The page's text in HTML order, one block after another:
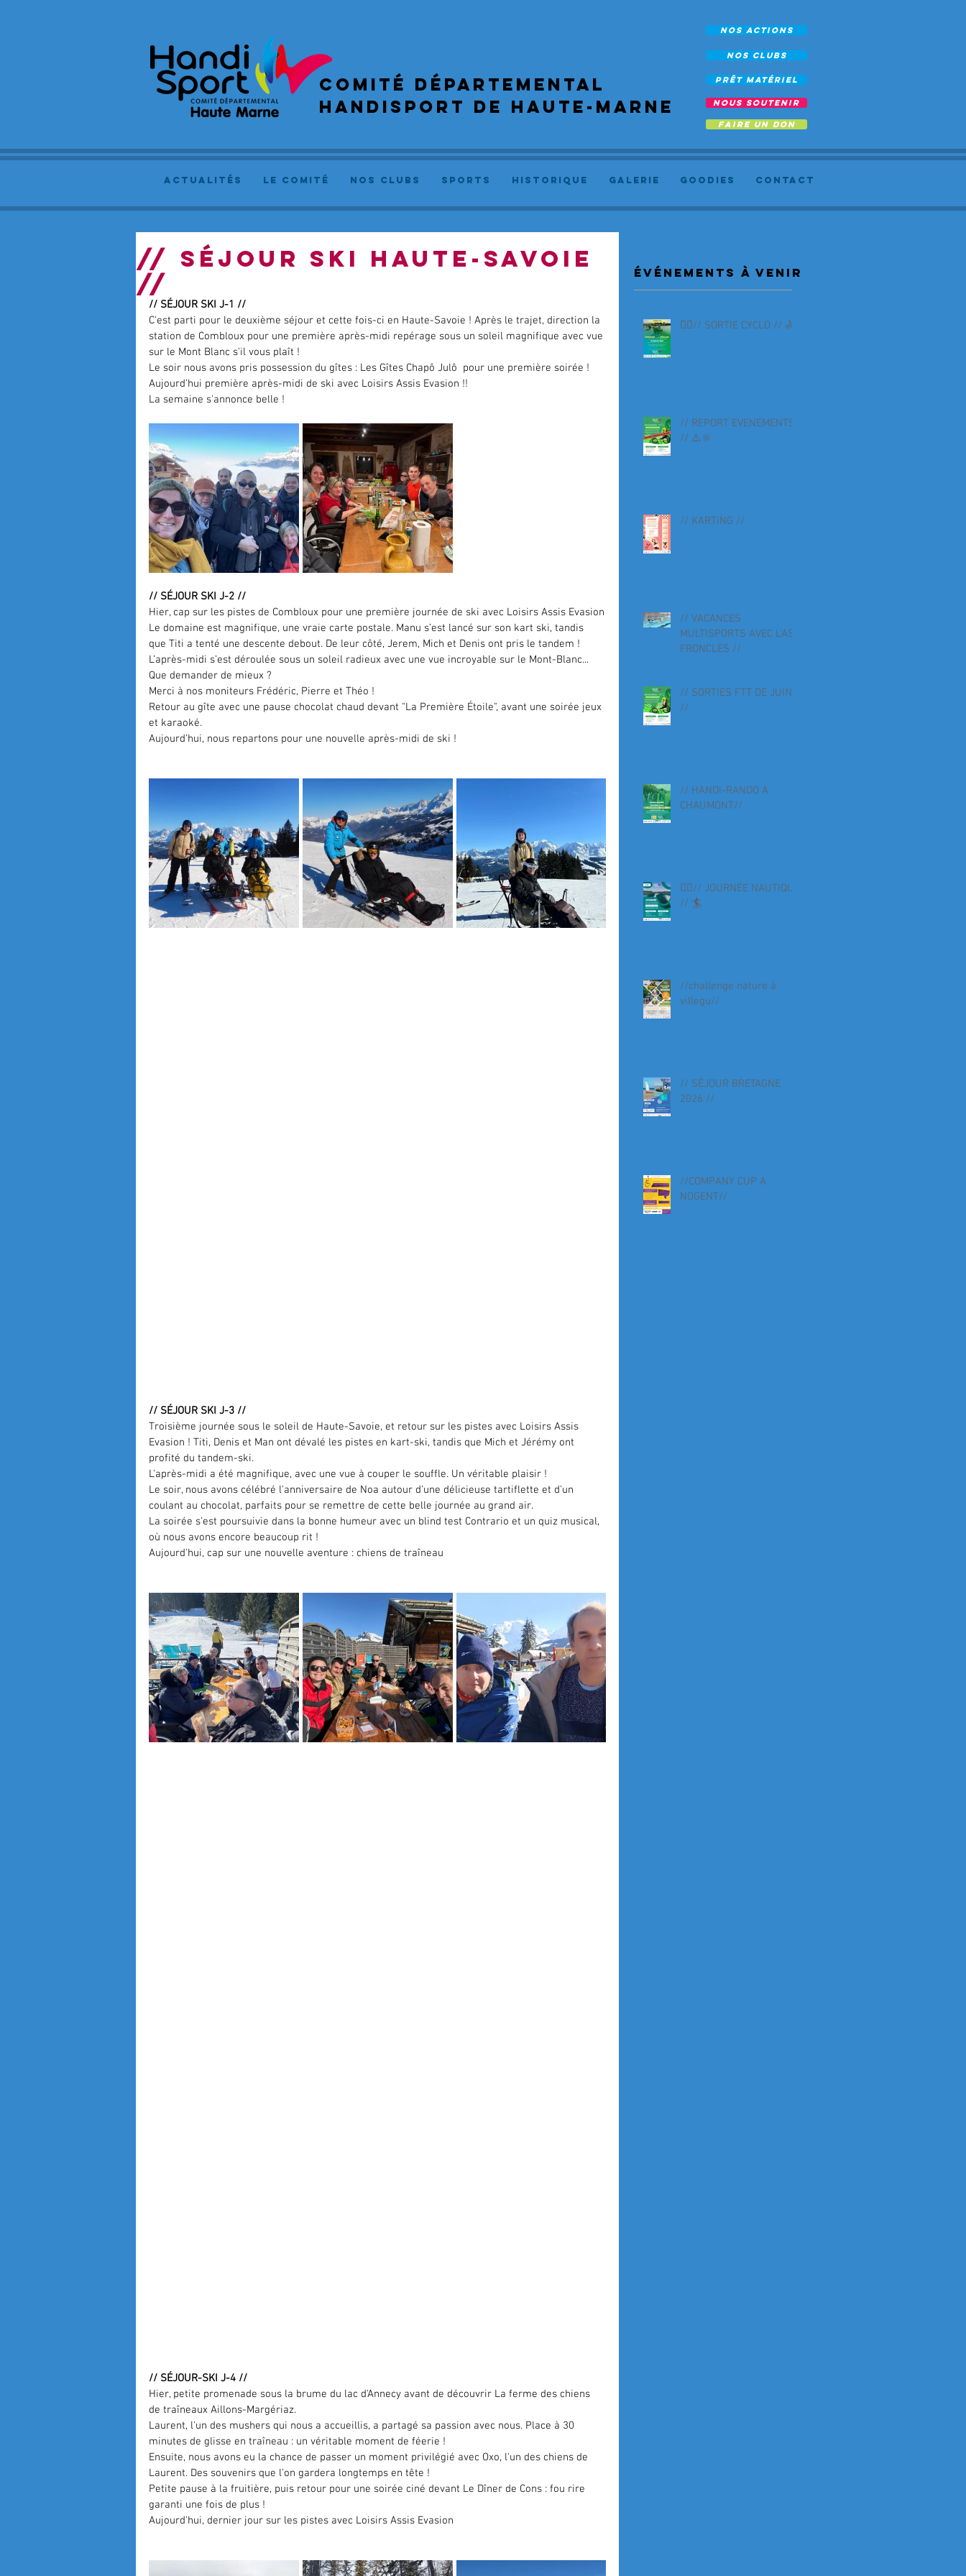
COMIté départemental
handisport de haute-marne
NOUS SOUTENIR
NOS ACTIONS
NOS CLUBS
prêt Matériel
FAIRE UN DON
actualités le comité NOS CLUBS SPORTS Historique GALERIE Goodies Contact
// SÉJOUR SKI HAUTE-SAVOIE
//
// SÉJOUR SKI J-1 //
C'est parti pour le deuxième séjour et cette fois-ci en Haute-Savoie ! Après le trajet, direction la
station de Combloux pour une première après-midi repérage sous un soleil magnifique avec vue
sur le Mont Blanc s'il vous plaît !
Le soir nous avons pris possession du gîtes : Les Gîtes Chapô Julô pour une première soirée !
Aujourd'hui première après-midi de ski avec Loisirs Assis Evasion !!
La semaine s'annonce belle !
// SÉJOUR SKI J-2 //
Hier, cap sur les pistes de Combloux pour une première journée de ski avec Loisirs Assis Evasion
Le domaine est magnifique, une vraie carte postale. Manu s’est lancé sur son kart ski, tandis
que Titi a tenté une descente debout. De leur côté, Jerem, Mich et Denis ont pris le tandem !
L’après-midi s’est déroulée sous un soleil radieux avec une vue incroyable sur le Mont-Blanc...
Que demander de mieux ?
Merci à nos moniteurs Frédéric, Pierre et Théo !
Retour au gîte avec une pause chocolat chaud devant "La Première Étoile", avant une soirée jeux
et karaoké.
Aujourd’hui, nous repartons pour une nouvelle après-midi de ski !
// SÉJOUR SKI J-3 //
Troisième journée sous le soleil de Haute-Savoie, et retour sur les pistes avec Loisirs Assis
Evasion ! Titi, Denis et Man ont dévalé les pistes en kart-ski, tandis que Mich et Jérémy ont
profité du tandem-ski.
L'après-midi a été magnifique, avec une vue à couper le souffle. Un véritable plaisir !
Le soir, nous avons célébré l'anniversaire de Noa autour d'une délicieuse tartiflette et d'un
coulant au chocolat, parfaits pour se remettre de cette belle journée au grand air.
La soirée s'est poursuivie dans la bonne humeur avec un blind test Contrario et un quiz musical,
où nous avons encore beaucoup rit !
Aujourd'hui, cap sur une nouvelle aventure : chiens de traîneau
// SÉJOUR-SKI J-4 //
Hier, petite promenade sous la brume du lac d'Annecy avant de découvrir La ferme des chiens
de traîneaux Aillons-Margériaz.
Laurent, l'un des mushers qui nous a accueillis, a partagé sa passion avec nous. Place à 30
minutes de glisse en traîneau : un véritable moment de féerie !
Ensuite, nous avons eu la chance de passer un moment privilégié avec Oxo, l'un des chiens de
Laurent. Des souvenirs que l'on gardera longtemps en tête !
Petite pause à la fruitière, puis retour pour une soirée ciné devant Le Dîner de Cons : fou rire
garanti une fois de plus !
Aujourd'hui, dernier jour sur les pistes avec Loisirs Assis Evasion
événements à venir
🚴‍♀️// SORTIE CYCLO // 🚴
// REPORT EVENEMENTS
// ⚠️🔆
// KARTING //
// VACANCES
MULTISPORTS AVEC L'AS
FRONCLES //
// SORTIES FTT DE JUIN
//
// HANDI-RANDO A
CHAUMONT//
🏄‍♀️// JOURNÉE NAUTIQUE
// 🏄
//challenge nature à
villegu//
// SÉJOUR BRETAGNE
2026 //
//COMPANY CUP A
NOGENT//